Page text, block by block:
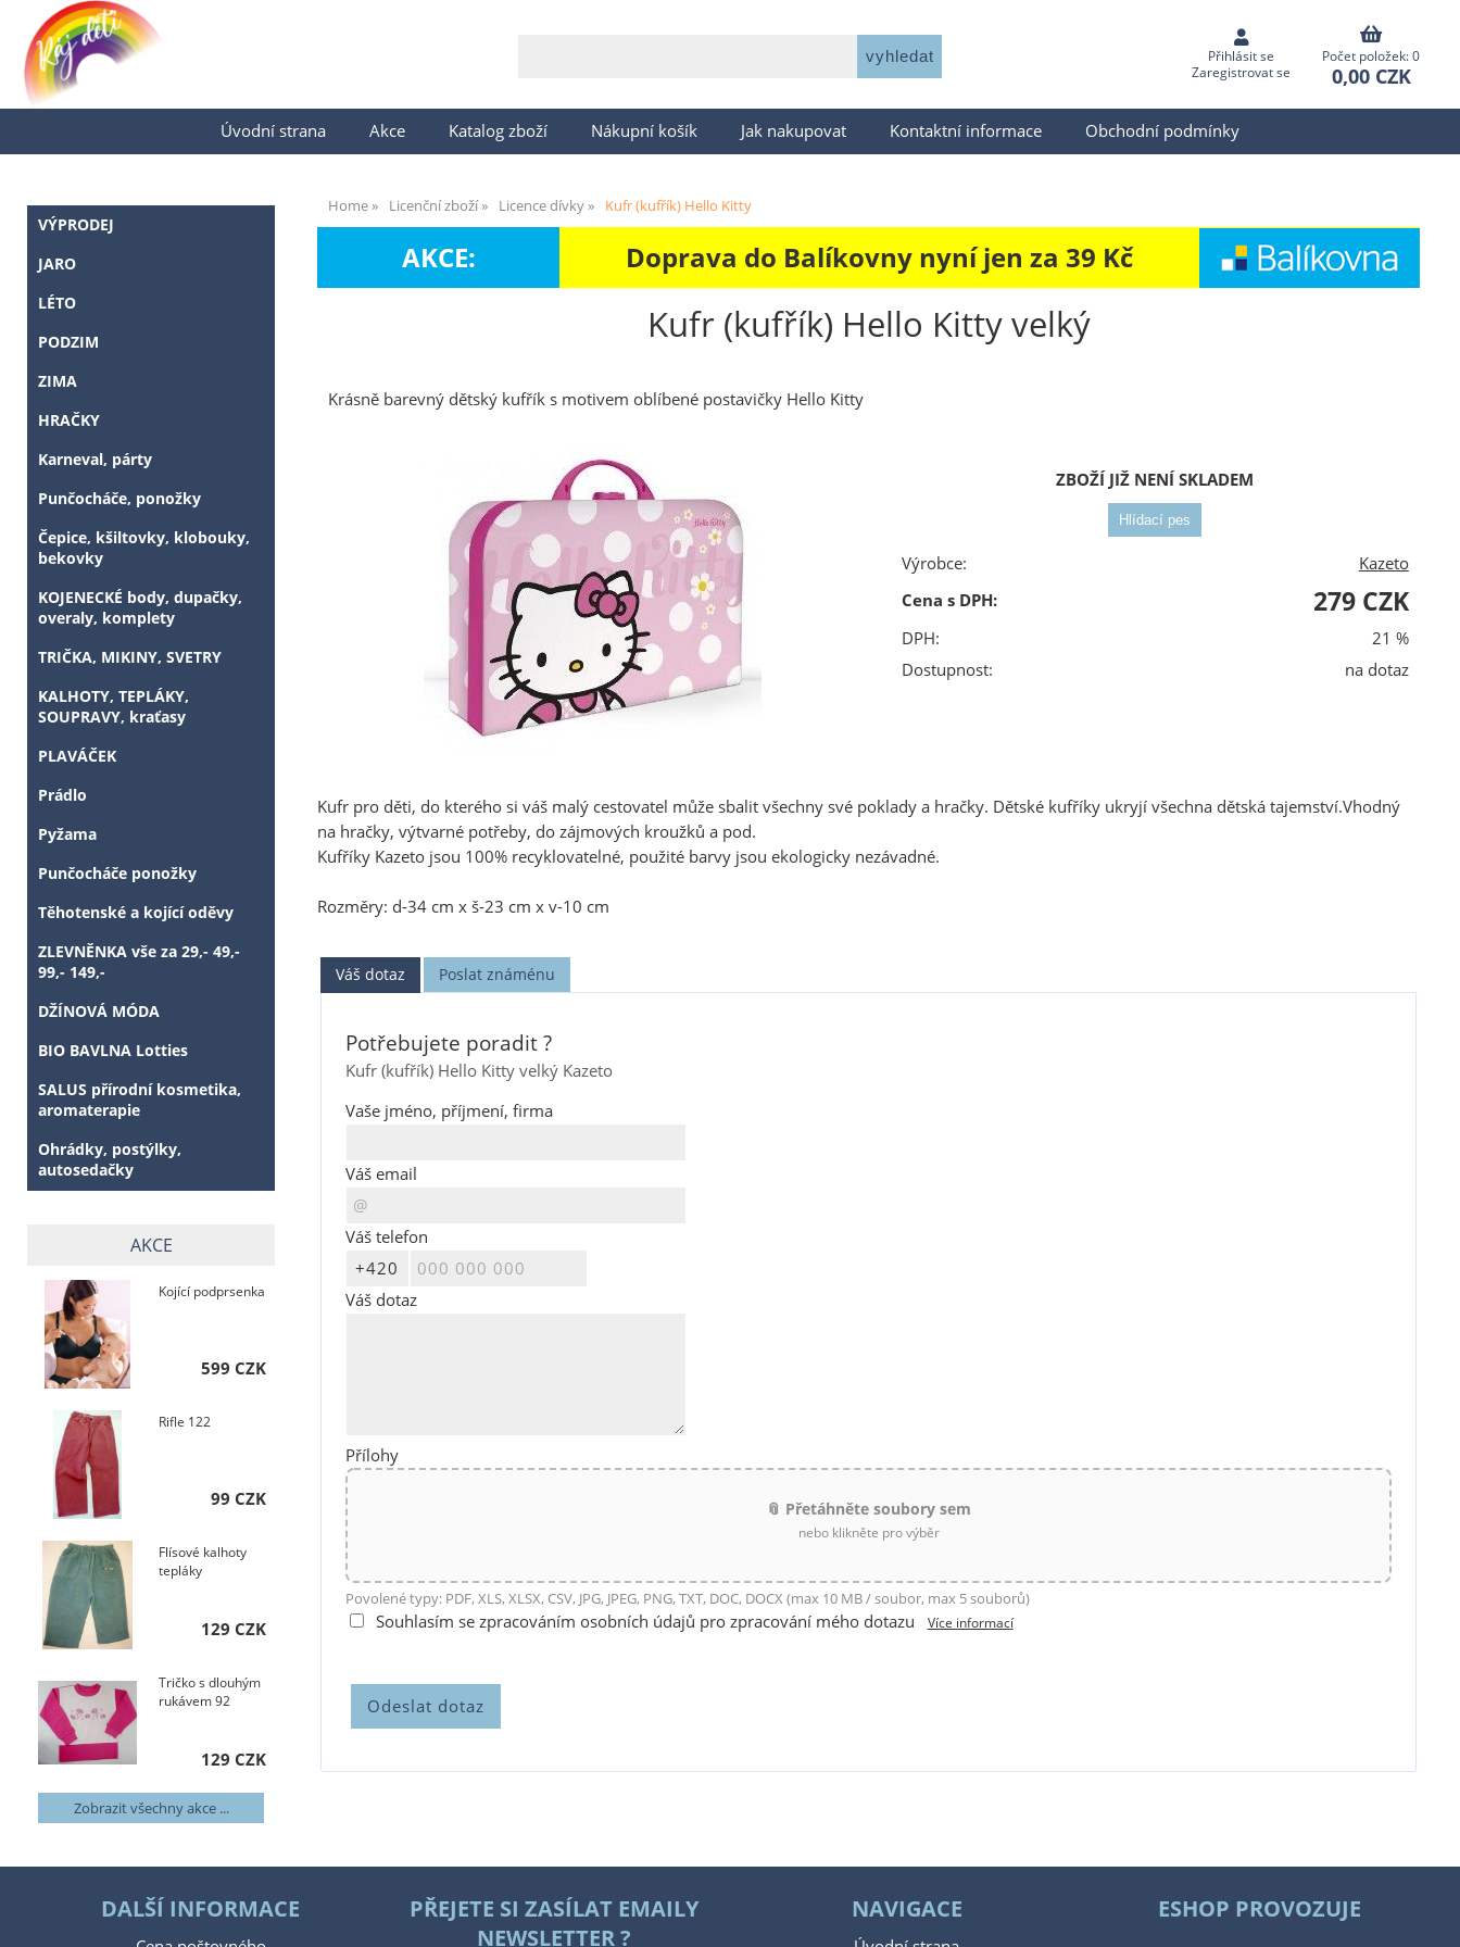
Přihlásit se
Zaregistrovat se
Počet položek: 0
0,00 CZK
Úvodní strana Akce Katalog zboží Nákupní košík Jak nakupovat Kontaktní informace Obchodní podmínky
Home Licenční zboží Licence dívky Kufr (kufřík) Hello Kitty
AKCE: Doprava do Balíkovny nyní jen za 39 Kč
Kufr (kufřík) Hello Kitty velký
Krásně barevný dětský kufřík s motivem oblíbené postavičky Hello Kitty
ZBOŽÍ JIŽ NENÍ SKLADEM
Výrobce:
Kazeto
Cena s DPH:
279 CZK
DPH:
21 %
Dostupnost:
na dotaz
Kufr pro děti, do kterého si váš malý cestovatel může sbalit všechny své poklady a hračky. Dětské kufříky ukryjí všechna dětská tajemství.Vhodný
na hračky, výtvarné potřeby, do zájmových kroužků a pod.
Kufříky Kazeto jsou 100% recyklovatelné, použité barvy jsou ekologicky nezávadné.
Rozměry: d-34 cm x š-23 cm x v-10 cm
Váš dotaz Poslat známénu
Potřebujete poradit ?
Kufr (kufřík) Hello Kitty velký Kazeto
Vaše jméno, příjmení, firma
Váš email
Váš telefon
Váš dotaz
Přílohy
📎 Přetáhněte soubory sem
nebo klikněte pro výběr
Povolené typy: PDF, XLS, XLSX, CSV, JPG, JPEG, PNG, TXT, DOC, DOCX (max 10 MB / soubor, max 5 souborů)
Souhlasím se zpracováním osobních údajů pro zpracování mého dotazu Více informací
VÝPRODEJ
JARO
LÉTO
PODZIM
ZIMA
HRAČKY
Karneval, párty
Punčocháče, ponožky
Čepice, kšiltovky, klobouky,
bekovky
KOJENECKÉ body, dupačky,
overaly, komplety
TRIČKA, MIKINY, SVETRY
KALHOTY, TEPLÁKY,
SOUPRAVY, kraťasy
PLAVÁČEK
Prádlo
Pyžama
Punčocháče ponožky
Těhotenské a kojící oděvy
ZLEVNĚNKA vše za 29,- 49,-
99,- 149,-
DŽÍNOVÁ MÓDA
BIO BAVLNA Lotties
SALUS přírodní kosmetika,
aromaterapie
Ohrádky, postýlky,
autosedačky
AKCE
Kojící podprsenka
599 CZK
Rifle 122
99 CZK
Flísové kalhoty
tepláky
129 CZK
Tričko s dlouhým
rukávem 92
129 CZK
Zobrazit všechny akce ...
DALŠÍ INFORMACE
PŘEJETE SI ZASÍLAT EMAILY
NEWSLETTER ?
NAVIGACE ESHOP PROVOZUJE